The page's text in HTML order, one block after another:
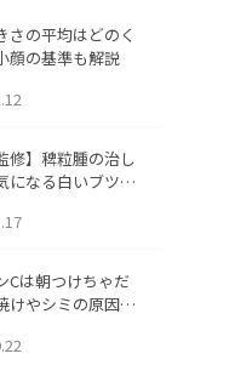
さの平均はどのく
顔の基準も解説
修】稗粒腫の治し
になる白いブツブ
て
Cは朝つけちゃだ
けやシミの原因に